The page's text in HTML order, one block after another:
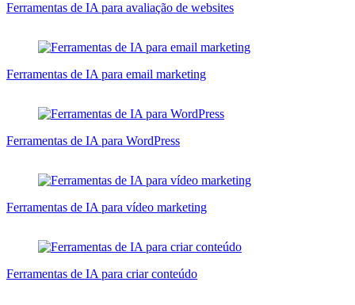
Ferramentas de IA para avaliação de websites
Ferramentas de IA para email marketing
Ferramentas de IA para WordPress
Ferramentas de IA para vídeo marketing
Ferramentas de IA para criar conteúdo